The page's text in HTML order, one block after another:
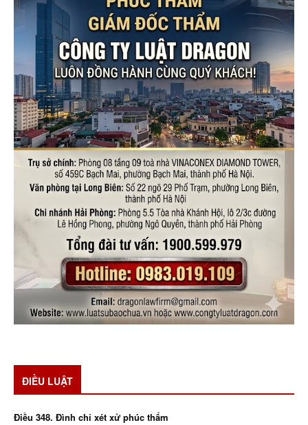
ĐIỀU LUẬT
Điều 348. Đình chỉ xét xử phúc thẩm